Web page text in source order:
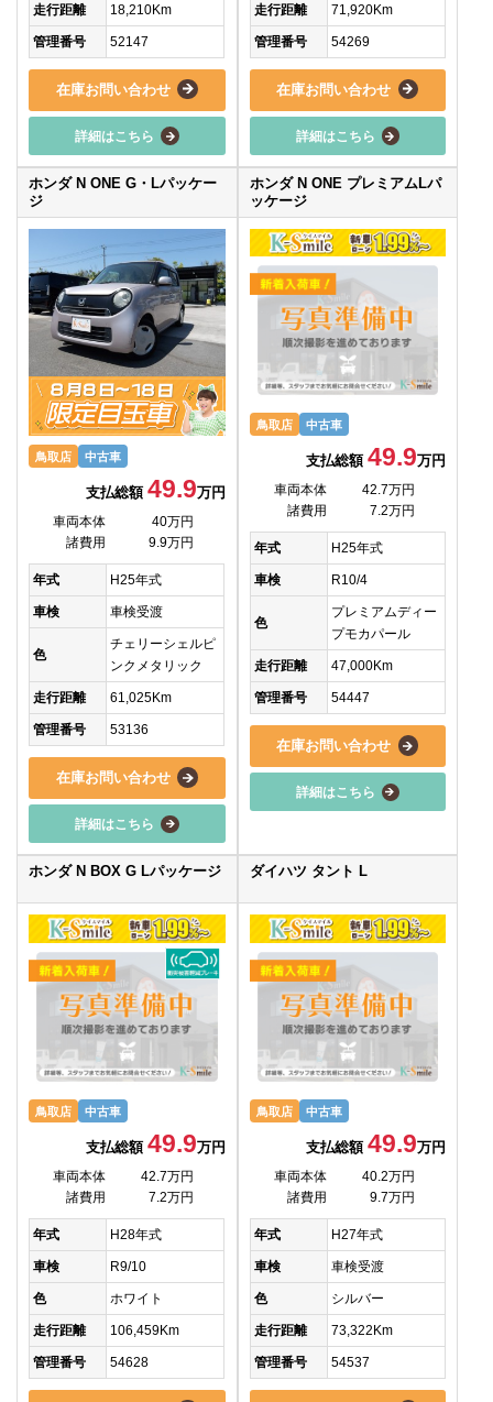
走行距離 18,210Km
管理番号 52147
在庫お問い合わせ
詳細はこちら
走行距離 71,920Km
管理番号 54269
在庫お問い合わせ
詳細はこちら
ホンダ N ONE G・Lパッケー
ジ
鳥取店 中古車
支払総額 49.9万円
車両本体
40万円
諸費用
9.9万円
年式 H25年式
車検 車検受渡
色
チェリーシェルピ
ンクメタリック
走行距離 61,025Km
管理番号 53136
在庫お問い合わせ
詳細はこちら
ホンダ N ONE プレミアムLパ
ッケージ
鳥取店 中古車
支払総額49.9万円
車両本体
42.7万円
諸費用
7.2万円
年式 H25年式
車検 R10/4
色
プレミアムディー
プモカパール
走行距離 47,000Km
管理番号 54447
在庫お問い合わせ
詳細はこちら
ホンダ N BOX G Lパッケージ
鳥取店 中古車
支払総額 49.9万円
車両本体
42.7万円
諸費用
7.2万円
年式 H28年式
車検 R9/10
色 ホワイト
走行距離 106,459Km
管理番号 54628
ダイハツ タント L
鳥取店 中古車
支払総額49.9万円
車両本体
40.2万円
諸費用
9.7万円
年式 H27年式
車検 車検受渡
色 シルバー
走行距離 73,322Km
管理番号 54537